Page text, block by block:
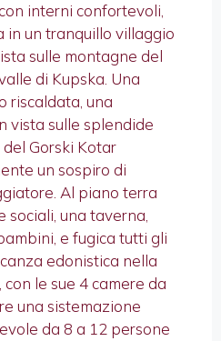
interni confortevoli,
in un tranquillo villaggio
sulle montagne del
di Kupska. Una
riscaldata, una
vista sulle splendide
Gorski Kotar
un sospiro di
Al piano terra
sociali, una taverna,
e fugica tutti gli
edonistica nella
le sue 4 camere da
una sistemazione
da 8 a 12 persone